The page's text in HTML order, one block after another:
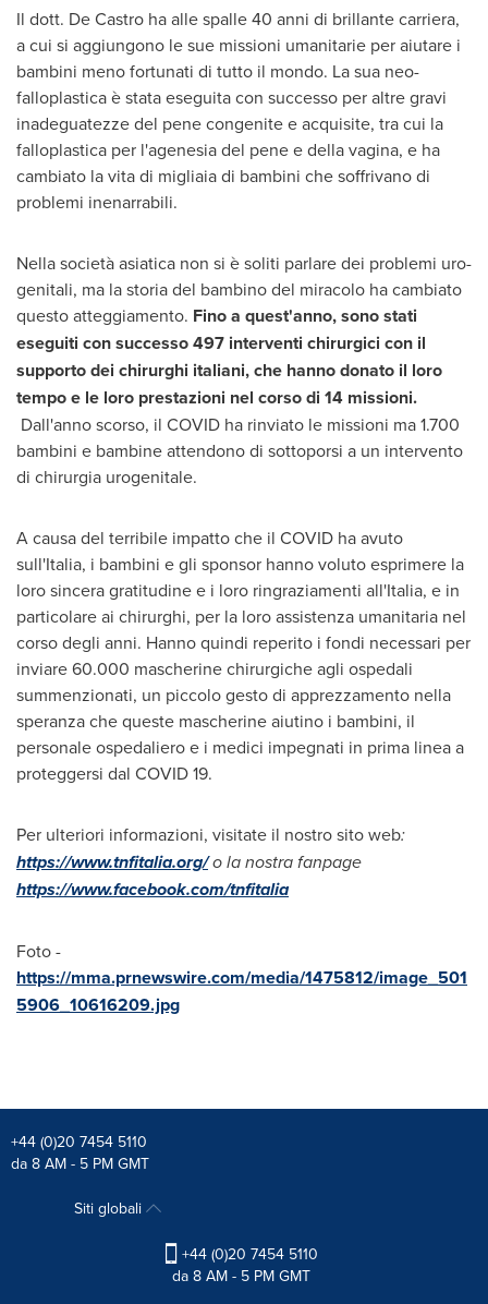
Il dott. De Castro ha alle spalle 40 anni di brillante carriera,
a cui si aggiungono le sue missioni umanitarie per aiutare i
bambini meno fortunati di tutto il mondo. La sua neo-
falloplastica è stata eseguita con successo per altre gravi
inadeguatezze del pene congenite e acquisite, tra cui la
falloplastica per l'agenesia del pene e della vagina, e ha
cambiato la vita di migliaia di bambini che soffrivano di
problemi inenarrabili.
Nella società asiatica non si è soliti parlare dei problemi uro-
genitali, ma la storia del bambino del miracolo ha cambiato
questo atteggiamento. Fino a quest'anno, sono stati
eseguiti con successo 497 interventi chirurgici con il
supporto dei chirurghi italiani, che hanno donato il loro
tempo e le loro prestazioni nel corso di 14 missioni.
Dall'anno scorso, il COVID ha rinviato le missioni ma 1.700
bambini e bambine attendono di sottoporsi a un intervento
di chirurgia urogenitale.
A causa del terribile impatto che il COVID ha avuto
sull'Italia, i bambini e gli sponsor hanno voluto esprimere la
loro sincera gratitudine e i loro ringraziamenti all'Italia, e in
particolare ai chirurghi, per la loro assistenza umanitaria nel
corso degli anni. Hanno quindi reperito i fondi necessari per
inviare 60.000 mascherine chirurgiche agli ospedali
summenzionati, un piccolo gesto di apprezzamento nella
speranza che queste mascherine aiutino i bambini, il
personale ospedaliero e i medici impegnati in prima linea a
proteggersi dal COVID 19.
Per ulteriori informazioni, visitate il nostro sito web:
https://www.tnfitalia.org/o la nostra fanpage
https://www.facebook.com/tnfitalia
Foto -
https://mma.prnewswire.com/media/1475812/image_501
5906_10616209.jpg
+44 (0)20 7454 5110
da 8 AM - 5 PM GMT
Siti globali
+44 (0)20 7454 5110
da 8 AM - 5 PM GMT